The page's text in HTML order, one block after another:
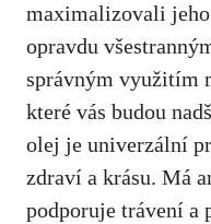
maximalizovali
opravdu
správným využitím
které vás budou
olej ​je​ univerzální
zdraví a krásu. Má
podporuje trávení a​